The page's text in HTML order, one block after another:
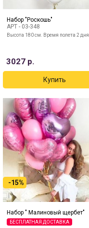
Набор "Роскошь"
АРТ - 03-348
Высота 180 см. Время полета 2 дня
3027р.
-15%
Набор " Малиновый щербет"
БЕСПЛАТНАЯ ДОСТАВКА